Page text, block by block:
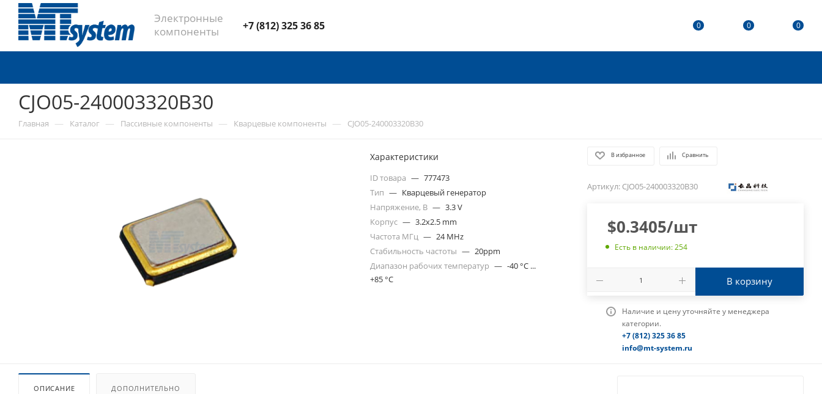
Электронные
компоненты
+7 (812) 325 36 85 0 0 0
CJO05-240003320B30
Главная — Каталог — Пассивные компоненты — Кварцевые компоненты — CJO05-240003320B30
Характеристики
ID товара — 777473
Тип — Кварцевый генератор
Напряжение, В — 3.3 V
Корпус — 3.2x2.5 mm
Частота МГц — 24 MHz
Стабильность частоты — 20ppm
Диапазон рабочих температур — -40 °C ...
+85 °C
В избранное Сравнить
Артикул: CJO05-240003320B30
$0.3405/шт
Есть в наличии: 254
В корзину
Наличие и цену уточняйте у менеджера
категории.
+7 (812) 325 36 85
info@mt-system.ru
ОПИСАНИЕ ДОПОЛНИТЕЛЬНО